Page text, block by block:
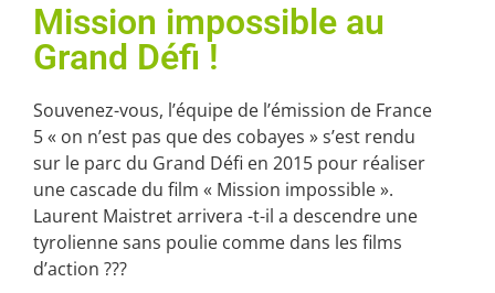
Mission impossible au
Grand Défi !
Souvenez-vous, l’équipe de l’émission de France
5 « on n’est pas que des cobayes » s’est rendu
sur le parc du Grand Défi en 2015 pour réaliser
une cascade du film « Mission impossible ».
Laurent Maistret arrivera -t-il a descendre une
tyrolienne sans poulie comme dans les films
d’action ???